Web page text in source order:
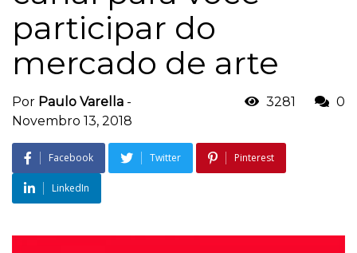
participar do
mercado de arte
Por Paulo Varella -
Novembro 13, 2018
3281 0
Facebook Twitter Pinterest
LinkedIn